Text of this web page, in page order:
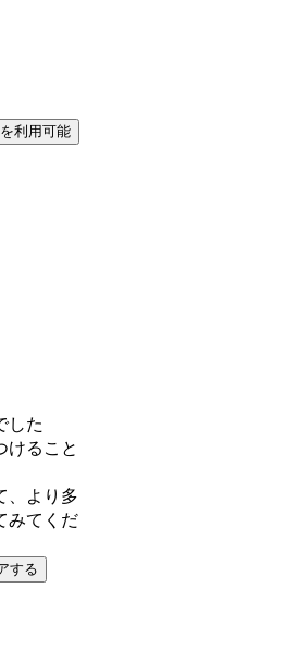
利用可能
した
けること
、より多
みてくだ
する